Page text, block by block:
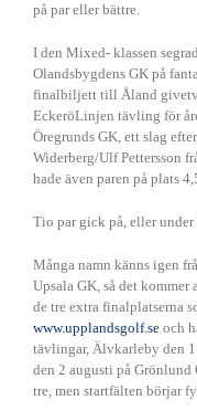
på par eller bättre.
I den Mixed- klassen
Olandsbygdens GK på
finalbiljett till Åland
EckeröLinjen tävling för
Öregrunds GK, ett slag
Widerberg/Ulf Pettersson
hade även paren på plats
Tio par gick på, eller under
Många namn känns igen
Upsala GK, så det
de tre extra finalplatserna
www.upplandsgolf.seoch
tävlingar, Älvkarleby den
den 2 augusti på
tre, men startfälten börjar